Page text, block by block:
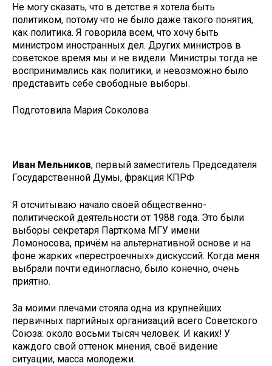
Не могу сказать, что в детстве я хотела быть
политиком, потому что не было даже такого понятия,
как политика. Я говорила всем, что хочу быть
министром иностранных дел. Других министров в
советское время мы и не видели. Министры тогда не
воспринимались как политики, и невозможно было
представить себе свободные выборы.
Подготовила Мария Соколова
Иван Мельников, первый заместитель Председателя
Государственной Думы, фракция КПРФ
Я отсчитываю начало своей общественно-
политической деятельности от 1988 года. Это были
выборы секретаря Парткома МГУ имени
Ломоносова, причём на альтернативной основе и на
фоне жарких «перестроечных» дискуссий. Когда меня
выбрали почти единогласно, было конечно, очень
приятно.
За моими плечами стояла одна из крупнейших
первичных партийных организаций всего Советского
Союза: около восьми тысяч человек. И каких! У
каждого свой оттенок мнения, своё видение
ситуации, масса молодежи.